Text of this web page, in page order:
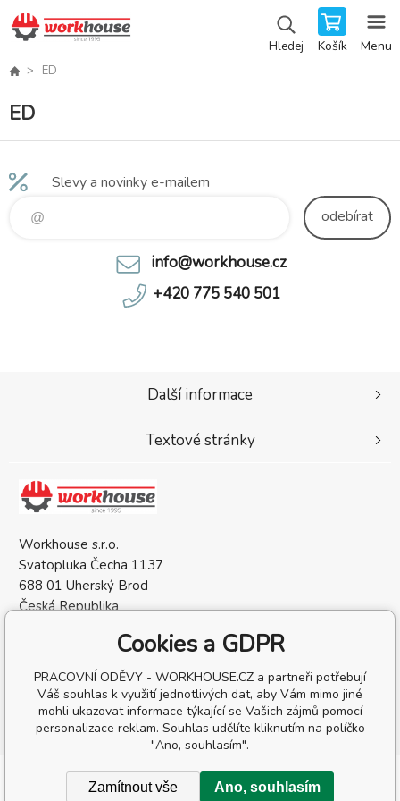
Hledej Košík Menu
ED
ED
Slevy a novinky e-mailem
odebírat
info@workhouse.cz
+420 775 540 501
Workhouse s.r.o.
Svatopluka Čecha 1137
688 01 Uherský Brod
Česká Republika
DIČ: CZ05568137
Další informace
Textové stránky
Copyright © 2026 Workhouse s.r.o.
Cookies a GDPR
PRACOVNÍ ODĚVY - WORKHOUSE.CZ a partneři potřebují
Váš souhlas k využití jednotlivých dat, aby Vám mimo jiné
mohli ukazovat informace týkající se Vašich zájmů pomocí
personalizace reklam. Souhlas udělíte kliknutím na políčko
"Ano, souhlasím".
Zamítnout vše Ano, souhlasím